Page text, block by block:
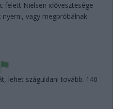
felett Nielsen idővesztesége
vagy megpróbálnak
lehet száguldani tovább. 140